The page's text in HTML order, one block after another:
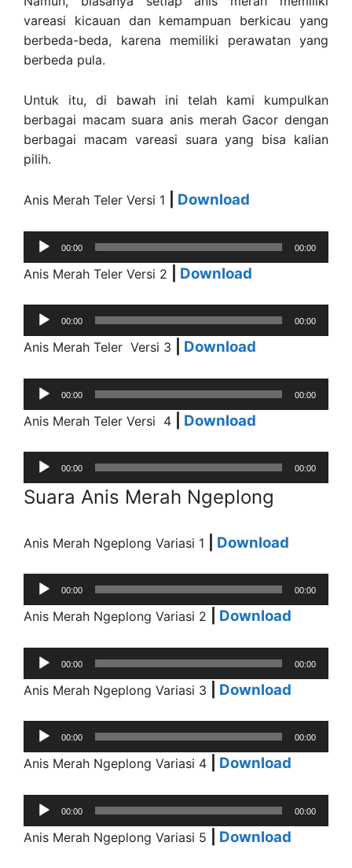
vareasi kicauan dan kemampuan berkicau yang
berbeda-beda, karena memiliki perawatan yang
berbeda pula.
Untuk itu, di bawah ini telah kami kumpulkan
berbagai macam suara anis merah Gacor dengan
berbagai macam vareasi suara yang bisa kalian
pilih.
Anis Merah Teler Versi 1 Download
Audio
Player
00:00 00:00
Anis Merah Teler Versi 2 Download
Audio
Player
00:00 00:00
Anis Merah Teler Versi 3 Download
Audio
Player
00:00 00:00
Anis Merah Teler Versi 4 Download
Audio
Player
00:00 00:00
Suara Anis Merah Ngeplong
Anis Merah Ngeplong Variasi 1 Download
Audio
Player
00:00 00:00
Anis Merah Ngeplong Variasi 2 Download
Audio
Player
00:00 00:00
Anis Merah Ngeplong Variasi 3 Download
Audio
Player
00:00 00:00
Anis Merah Ngeplong Variasi 4 Download
Audio
Player
00:00 00:00
Anis Merah Ngeplong Variasi 5 Download